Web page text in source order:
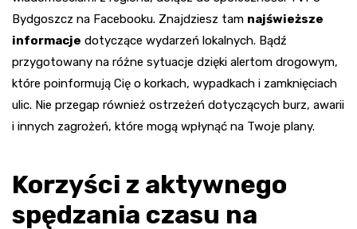
Bydgoszcz na Facebooku. Znajdziesz tam najświeższe
informacje dotyczące wydarzeń lokalnych. Bądź
przygotowany na różne sytuacje dzięki alertom drogowym,
które poinformują Cię o korkach, wypadkach i zamknięciach
ulic. Nie przegap również ostrzeżeń dotyczących burz, awarii
i innych zagrożeń, które mogą wpłynąć na Twoje plany.
Korzyści z aktywnego
spędzania czasu na